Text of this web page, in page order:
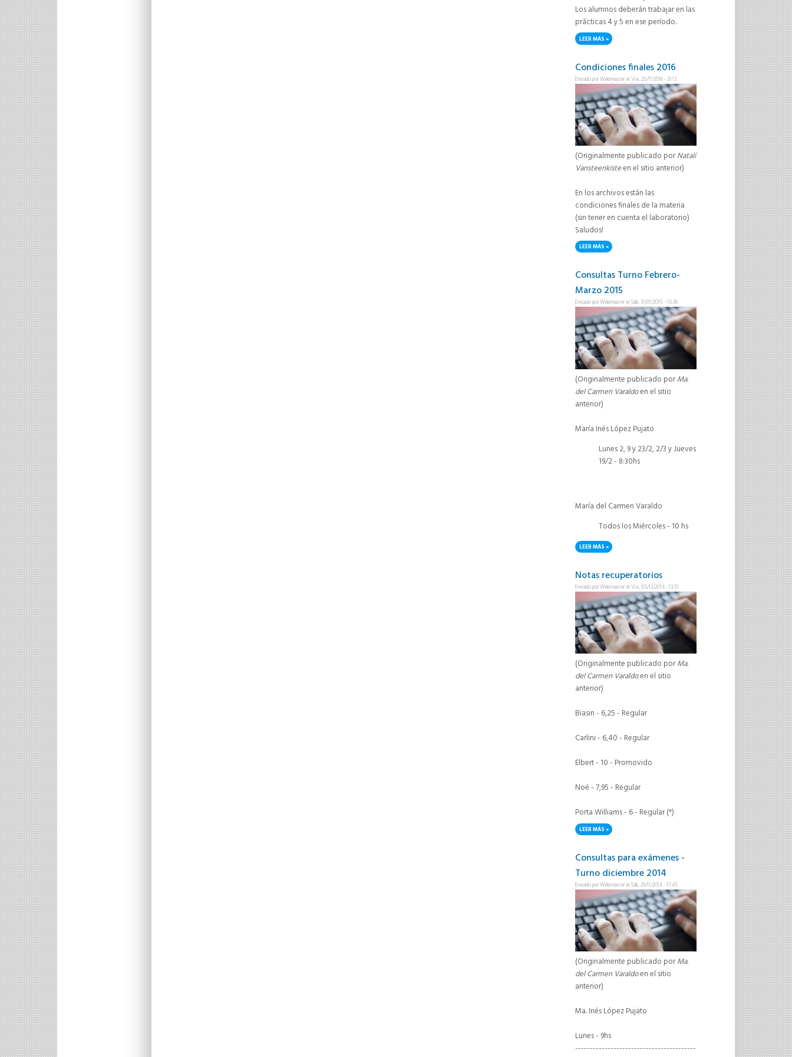
Los alumnos deberán trabajar en las
prácticas 4 y 5 en ese período.
LEER MÁS SOBRE ATENCIÓN!! LABORATORIO!
Condiciones finales 2016
Enviado porWebmasterel Vie, 25/11/2016 - 21:13
(Originalmente publicado porNatalí
Vansteenkisteen el sitio anterior)
En los archivos están las
condiciones finales de la materia
(sin tener en cuenta el laboratorio)
Saludos!
LEER MÁS SOBRE CONDICIONES FINALES 2016
Consultas Turno Febrero-
Marzo 2015
Enviado porWebmasterel Sáb, 31/01/2015 - 15:36
(Originalmente publicado porMa.
del Carmen Varaldoen el sitio
anterior)
María Inés López Pujato
Lunes 2, 9 y 23/2, 2/3 y Jueves
19/2 - 8:30hs
María del Carmen Varaldo
Todos los Miércoles - 10 hs
LEER MÁS SOBRE CONSULTAS TURNO FEBRERO-MARZO 2015
Notas recuperatorios
Enviado porWebmasterel Vie, 05/12/2014 - 13:51
(Originalmente publicado porMa.
del Carmen Varaldoen el sitio
anterior)
Biasin - 6,25 - Regular
Carlini - 6,40 - Regular
Elbert - 10 - Promovido
Noé - 7,95 - Regular
Porta Williams - 6 - Regular (*)
LEER MÁS SOBRE NOTAS RECUPERATORIOS
Consultas para exámenes -
Turno diciembre 2014
Enviado porWebmasterel Sáb, 29/11/2014 - 17:45
(Originalmente publicado porMa.
del Carmen Varaldoen el sitio
anterior)
Ma. Inés López Pujato
Lunes - 9hs
-----------------------------------------